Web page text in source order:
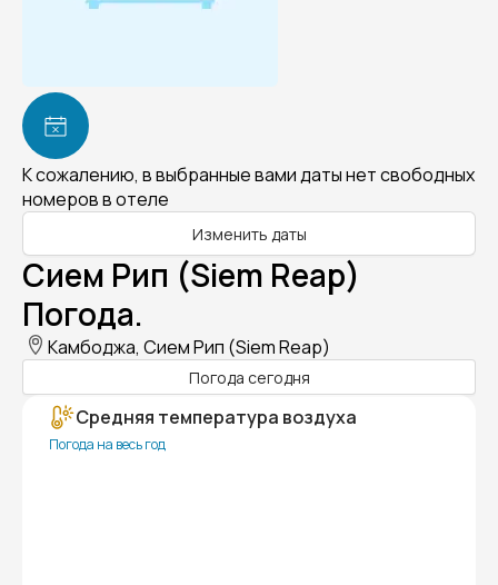
К сожалению, в выбранные вами даты нет свободных
номеров в отеле
Изменить даты
Сием Рип (Siem Reap)
Погода.
Камбоджа, Сием Рип (Siem Reap)
Погода сегодня
Средняя температура воздуха
Погода на весь год